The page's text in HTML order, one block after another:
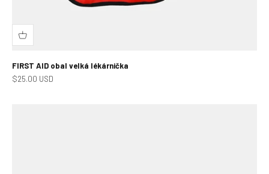
FIRST AID obal velká lékárnička
Prodejní cena
$25.00 USD